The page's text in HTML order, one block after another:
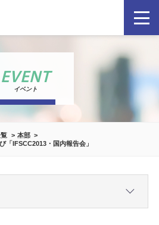
EVENT
イベント
本部
「IFSCC2013・国内報告会」